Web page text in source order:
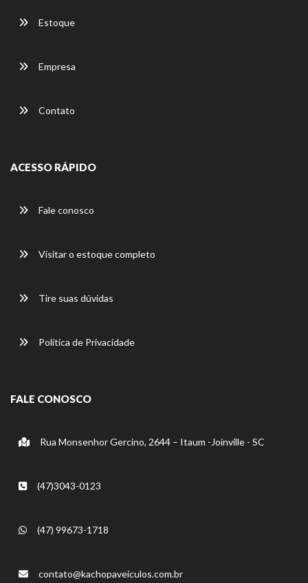
Estoque
Empresa
Contato
ACESSO RÁPIDO
Fale conosco
Visitar o estoque completo
Tire suas dúvidas
Política de Privacidade
FALE CONOSCO
Rua Monsenhor Gercino, 2644 – Itaum -Joinville - SC
(47)3043-0123
(47) 99673-1718
contato@kachopaveiculos.com.br